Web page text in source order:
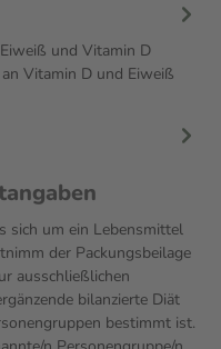
und Vitamin D
Vitamin D und Eiweiß
sich um ein Lebensmittel
der Packungsbeilage
ausschließlichen
bilanzierte Diät
bestimmt ist.